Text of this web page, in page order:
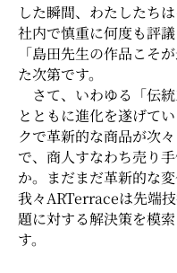
した瞬間、わたしたち
社内で慎重に何度も評
「島田先生の作品こそ
た次第です。
さて、いわゆる「伝
とともに進化を遂げて
クで革新的な商品が次
で、商人すなわち売り
か。まだまだ革新的な
我々ARTerraceは先端
題に対する解決策を模
す。